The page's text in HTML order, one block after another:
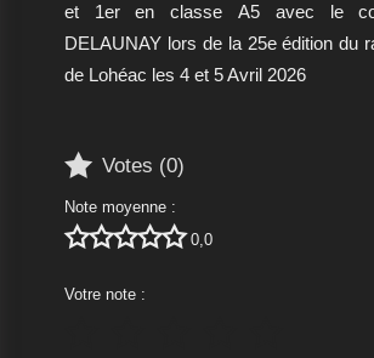
et 1er en classe A5 avec le
DELAUNAY lors de la 25e édition du
de Lohéac les 4 et 5 Avril 2026
 Votes (0)
Note moyenne :
 0,0
Votre note :